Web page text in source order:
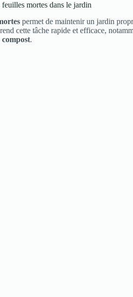
mortes dans le jardin
permet de maintenir un jardin
rend cette tâche rapide et efficace,
compost.